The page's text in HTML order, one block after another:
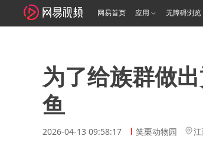
网易首页 应用 无障碍浏览
为了给族群做
鱼
2026-04-13 09:58:17 笑栗动物园